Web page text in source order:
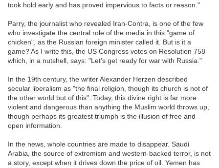
took hold early and has proved impervious to facts or reason."
Parry, the journalist who revealed Iran-Contra, is one of the few
who investigate the central role of the media in this "game of
chicken", as the Russian foreign minister called it. But is it a
game? As I write this, the US Congress votes on Resolution 758
which, in a nutshell, says: "Let's get ready for war with Russia."
In the 19th century, the writer Alexander Herzen described
secular liberalism as "the final religion, though its church is not of
the other world but of this". Today, this divine right is far more
violent and dangerous than anything the Muslim world throws up,
though perhaps its greatest triumph is the illusion of free and
open information.
In the news, whole countries are made to disappear. Saudi
Arabia, the source of extremism and western-backed terror, is not
a story, except when it drives down the price of oil. Yemen has